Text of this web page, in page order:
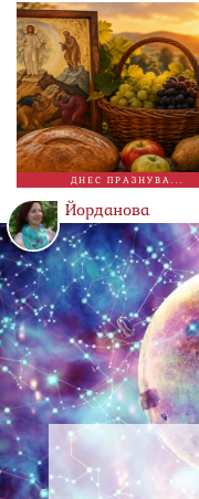
ДНЕС ПРАЗНУВА...
Йорданова